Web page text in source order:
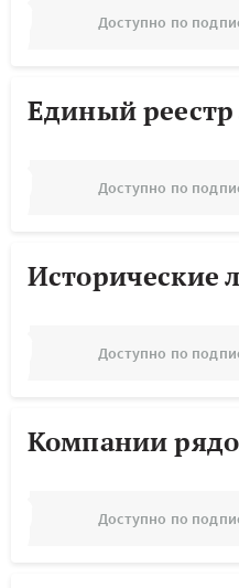
Доступно по
Единый
Доступно по
Исторические
Доступно по
Компании
Доступно по